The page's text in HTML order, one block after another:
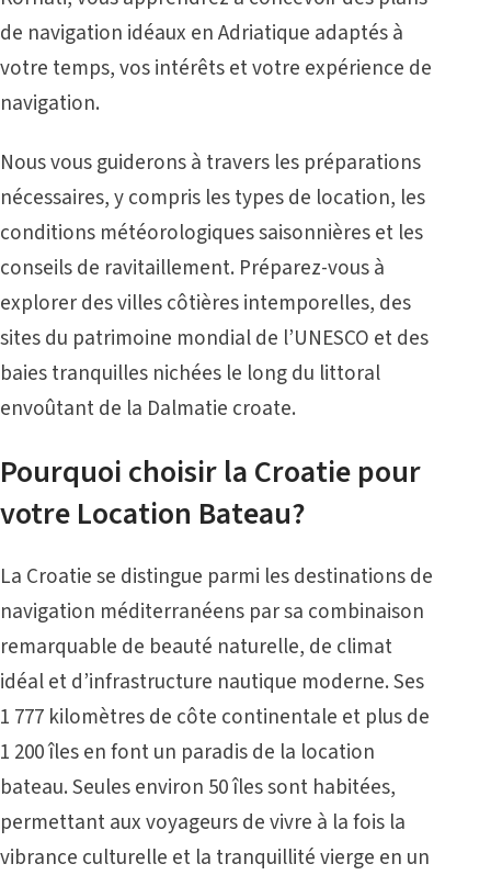
de navigation idéaux en Adriatique adaptés à
votre temps, vos intérêts et votre expérience de
navigation.
Nous vous guiderons à travers les préparations
nécessaires, y compris les types de location, les
conditions météorologiques saisonnières et les
conseils de ravitaillement. Préparez-vous à
explorer des villes côtières intemporelles, des
sites du patrimoine mondial de l’UNESCO et des
baies tranquilles nichées le long du littoral
envoûtant de la Dalmatie croate.
Pourquoi choisir la Croatie pour
votre Location Bateau?
La Croatie se distingue parmi les destinations de
navigation méditerranéens par sa combinaison
remarquable de beauté naturelle, de climat
idéal et d’infrastructure nautique moderne. Ses
1 777 kilomètres de côte continentale et plus de
1 200 îles en font un paradis de la location
bateau. Seules environ 50 îles sont habitées,
permettant aux voyageurs de vivre à la fois la
vibrance culturelle et la tranquillité vierge en un